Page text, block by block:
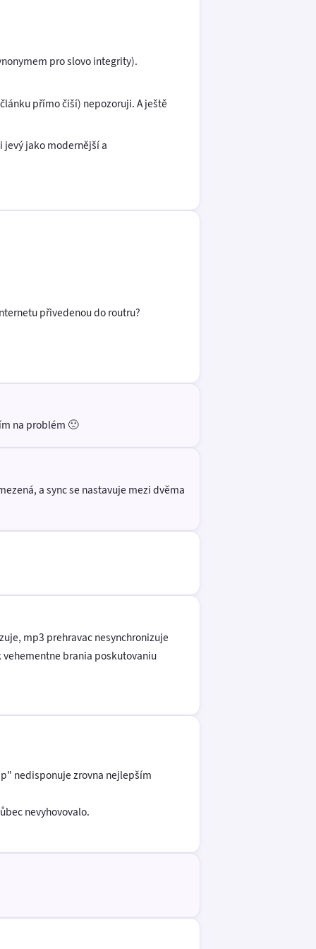
pro slovo integrity).
přímo čiší) nepozoruji. A ještě
jevý jako modernější a
přivedenou do routru?
na problém 🙁
a sync se nastavuje mezi dvěma
mp3 prehravac nesynchronizuje
vehementne brania poskutovaniu
nedisponuje zrovna nejlepším
nevyhovovalo.